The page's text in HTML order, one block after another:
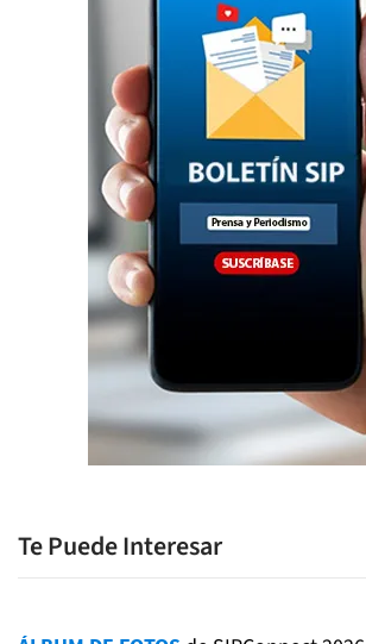
Te Puede Interesar